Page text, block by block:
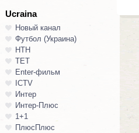
Ucraina
Новый канал
Футбол (Украина)
НТН
ТЕТ
Enter-фильм
ICTV
Интер
Интер-Плюс
1+1
ПлюсПлюс